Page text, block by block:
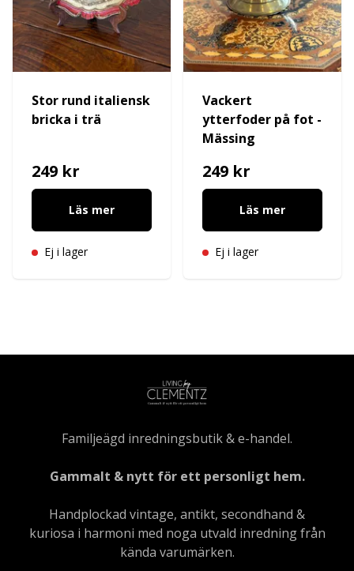
Stor rund italiensk
bricka i trä
249 kr
Läs mer
Ej i lager
Vackert
ytterfoder på fot -
Mässing
249 kr
Läs mer
Ej i lager
Familjeägd inredningsbutik & e-handel.
Gammalt & nytt för ett personligt hem.
Handplockad vintage, antikt, secondhand &
kuriosa i harmoni med noga utvald inredning från
kända varumärken.